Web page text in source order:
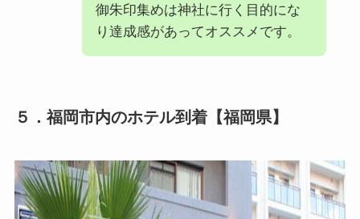
御朱印集めは神社に行く目的にな
り達成感があってオススメです。
５．福岡市内のホテル到着【福岡県】